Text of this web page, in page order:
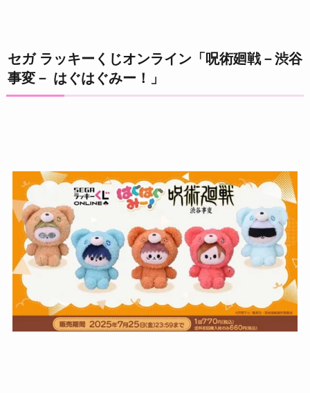
セガ ラッキーくじオンライン「呪術廻戦－渋谷
事変－ はぐはぐみー！」